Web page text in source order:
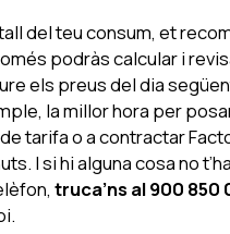
del teu consum, et
podràs calcular i
els preus del dia
la millor hora per
tarifa o a contractar
I si hi alguna cosa no
truca’ns al 900 850